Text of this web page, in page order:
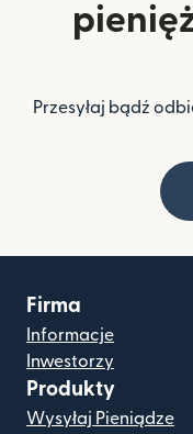
Przesyłaj bądź
Firma
Informacje
Inwestorzy
Produkty
Wysyłaj Pieniądze